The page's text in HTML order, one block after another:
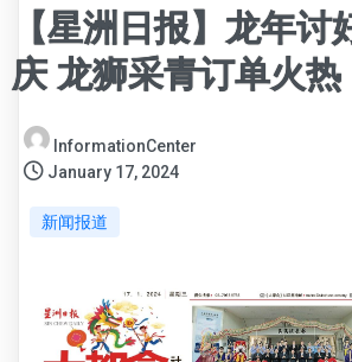
【星洲日报】龙年
庆 龙狮采青订单火热
InformationCenter
January 17, 2024
新闻报道